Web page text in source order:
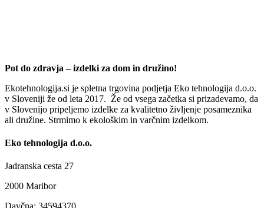
Pot do zdravja – izdelki za dom in družino!
Ekotehnologija.si je spletna trgovina podjetja Eko tehnologija d.o.o.
v Sloveniji že od leta 2017. Že od vsega začetka si prizadevamo, da
v Slovenijo pripeljemo izdelke za kvalitetno življenje posameznika
ali družine. Strmimo k ekološkim in varčnim izdelkom.
Eko tehnologija d.o.o.
Jadranska cesta 27
2000 Maribor